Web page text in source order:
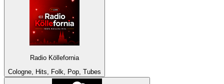
Radio Köllefornia
Cologne, Hits, Folk, Pop, Tubes